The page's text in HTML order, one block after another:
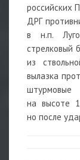
российских
ДРГ
в н.п.
стрелковый
из
вылазка
штурмовые
на высоте
но после